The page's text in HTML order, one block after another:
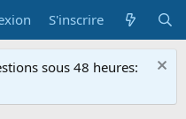
S'inscrire
sous 48 heures: